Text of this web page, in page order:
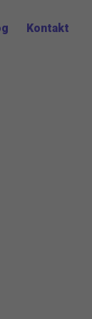
Kontakt